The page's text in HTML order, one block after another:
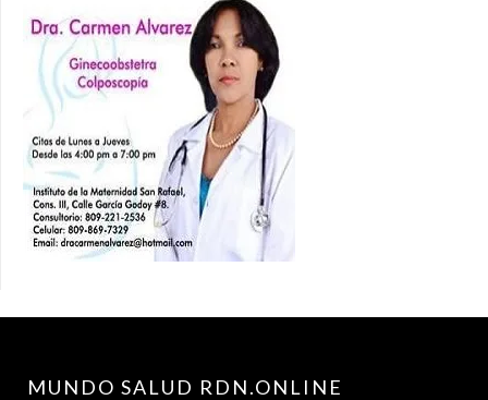
MUNDO SALUD RDN.ONLINE